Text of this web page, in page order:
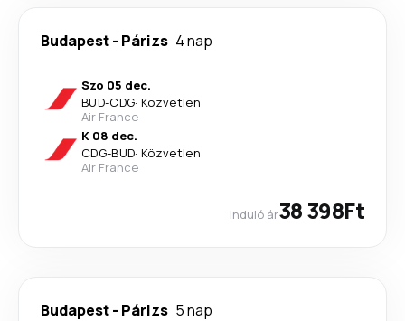
Budapest- Párizs 4 nap
Szo 05 dec.
BUD-CDG· Közvetlen
Air France
K 08 dec.
CDG-BUD· Közvetlen
Air France
induló ár38 398Ft
Budapest- Párizs 5 nap